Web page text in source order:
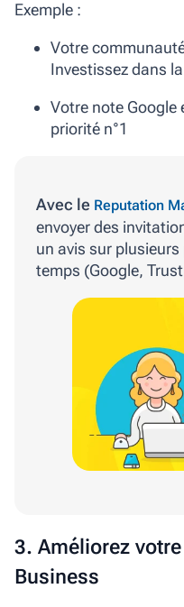
Exemple :
Votre
Investissez dans
Votre note Google
priorité n°1
Avec le Reputation
envoyer des
un avis sur
temps (Google,
3. Améliorez votre
Business